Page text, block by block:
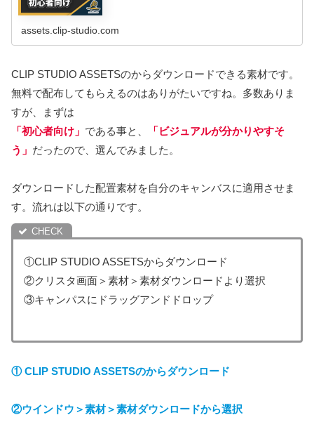
assets.clip-studio.com
CLIP STUDIO ASSETSのからダウンロードできる素材です。
無料で配布してもらえるのはありがたいですね。多数ありま
すが、まずは
「初心者向け」 である事と、
「ビジュアルが分かりやすそ
う」 だったので、選んでみました。
ダウンロードした配置素材を自分のキャンバスに適用させま
す。流れは以下の通りです。
①CLIP STUDIO ASSETSからダウンロード
②クリスタ画面＞素材＞素材ダウンロードより選択
③キャンパスにドラッグアンドドロップ
① CLIP STUDIO ASSETSのからダウンロード
②ウインドウ＞素材＞素材ダウンロードから選択